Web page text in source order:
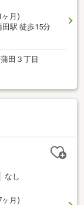
ヶ月)
駅 徒歩15分
田３丁目
なし
ヶ月)